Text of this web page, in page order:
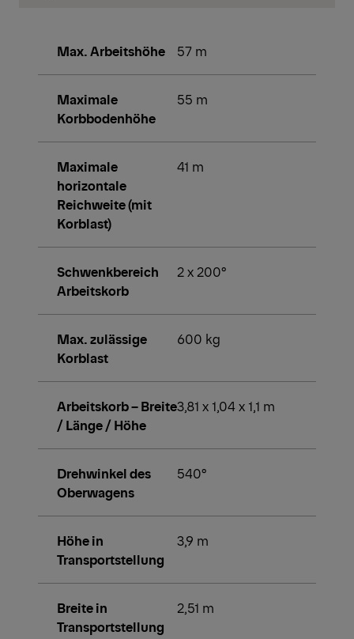
Max. Arbeitshöhe 57 m
Maximale
Korbbodenhöhe
55 m
Maximale
horizontale
Reichweite (mit
Korblast)
41 m
Schwenkbereich
Arbeitskorb
2 x 200°
Max. zulässige
Korblast
600 kg
Arbeitskorb – Breite
/ Länge / Höhe
3,81 x 1,04 x 1,1 m
Drehwinkel des
Oberwagens
540°
Höhe in
Transportstellung
3,9 m
Breite in
Transportstellung
2,51 m